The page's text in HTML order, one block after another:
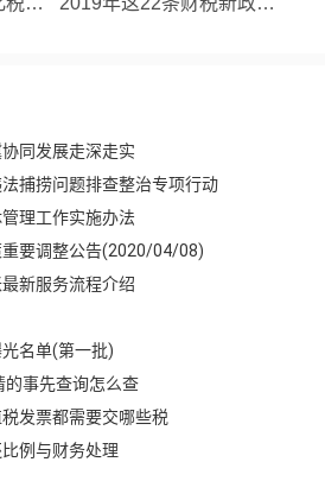
同发展走深走实
捕捞问题排查整治专项行动
理工作实施办法
要调整公告(2020/04/08)
新服务流程介绍
名单(第一批)
的事先查询怎么查
发票都需要交哪些税
例与财务处理